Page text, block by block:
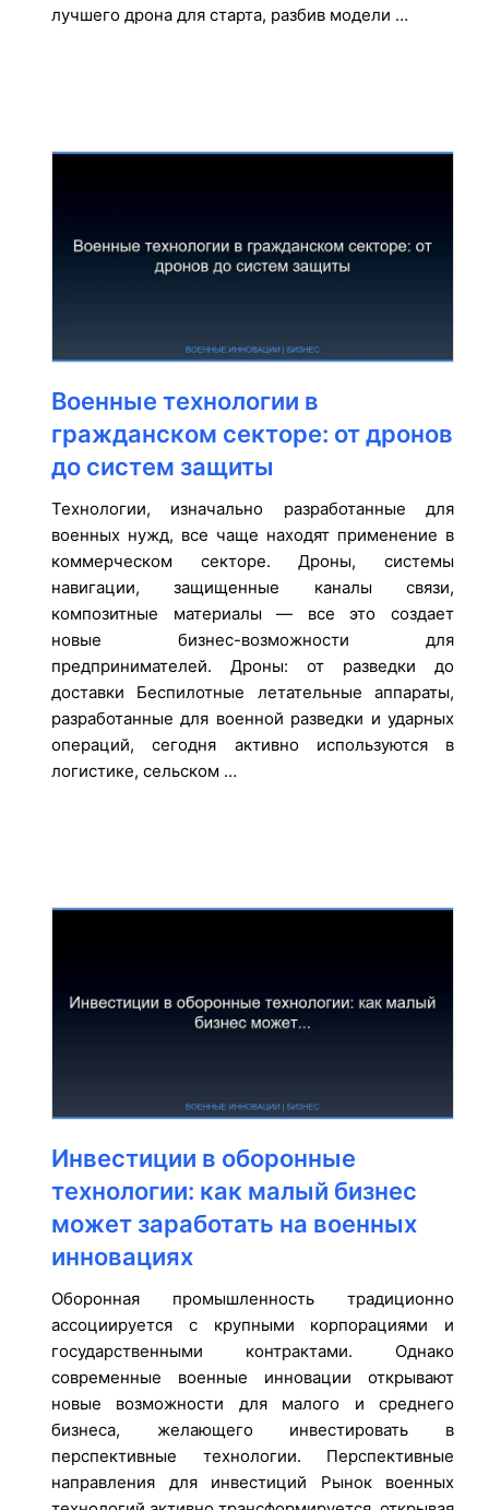
лучшего дрона для старта, разбив модели …
Военные технологии в
гражданском секторе: от дронов
до систем защиты
Технологии, изначально разработанные для
военных нужд, все чаще находят применение в
коммерческом секторе. Дроны, системы
навигации, защищенные каналы связи,
композитные материалы — все это создает
новые бизнес-возможности для
предпринимателей. Дроны: от разведки до
доставки Беспилотные летательные аппараты,
разработанные для военной разведки и ударных
операций, сегодня активно используются в
логистике, сельском …
Инвестиции в оборонные
технологии: как малый бизнес
может заработать на военных
инновациях
Оборонная промышленность традиционно
ассоциируется с крупными корпорациями и
государственными контрактами. Однако
современные военные инновации открывают
новые возможности для малого и среднего
бизнеса, желающего инвестировать в
перспективные технологии. Перспективные
направления для инвестиций Рынок военных